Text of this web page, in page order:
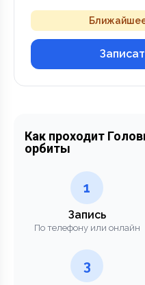
Как проходит
орбиты
1
Запись
По телефону или онлайн
3